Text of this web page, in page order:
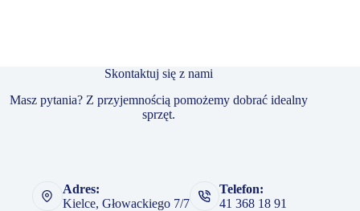
Skontaktuj się z nami
Masz pytania? Z przyjemnością pomożemy dobrać idealny
sprzęt.
Adres:
Kielce, Głowackiego 7/7
Telefon:
41 368 18 91